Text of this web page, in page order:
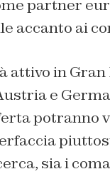
partner
accanto ai
attivo in
e
potranno
sia i